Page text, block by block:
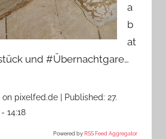
a
b
at
und #Übernachtgare…
on pixelfed.de | Published:27.
14:18
Powered by RSS Feed Aggregator